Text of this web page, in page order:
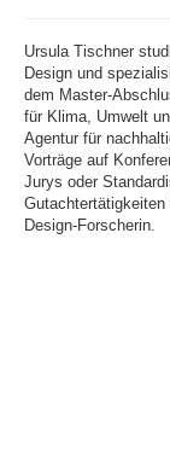
Ursula Tischner
Design und
dem Master-
für Klima, Umwelt
Agentur für
Vorträge auf
Jurys oder
Design-Forscherin.